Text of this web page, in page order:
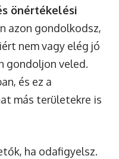
önértékelési
azon gondolkodsz,
nem vagy elég jó
gondoljon veled.
és ez a
más területekre is
ha odafigyelsz.